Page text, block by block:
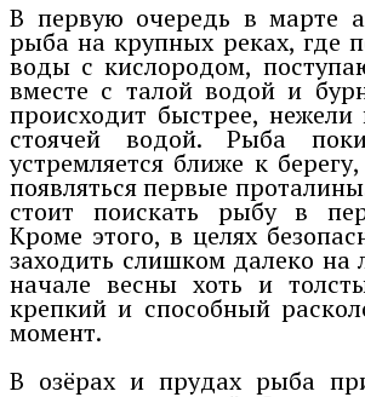
В первую очередь в марте
рыба на крупных реках, где
воды с кислородом,
вместе с талой водой и
происходит быстрее,
стоячей водой. Рыба
устремляется ближе к
появляться первые
стоит поискать рыбу в
Кроме этого, в целях
заходить слишком далеко на
начале весны хоть и
крепкий и способный
момент.
В озёрах и прудах рыба